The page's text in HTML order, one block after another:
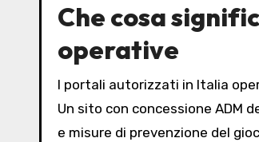
Che cosa
operative
I portali autorizzati in Italia
Un sito con concessione ADM
e misure di prevenzione del